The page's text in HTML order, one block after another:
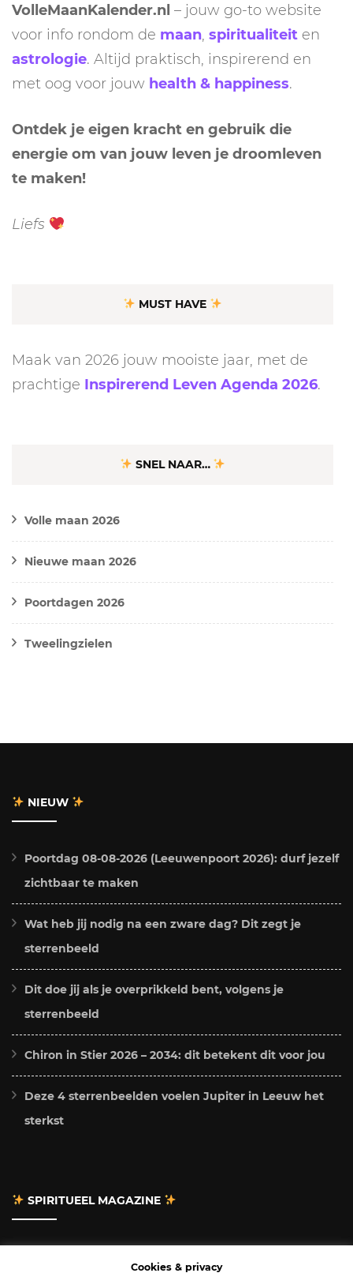
VolleMaanKalender.nl – jouw go-to website
voor info rondom de maan, spiritualiteit en
astrologie. Altijd praktisch, inspirerend en
met oog voor jouw health & happiness.
Ontdek je eigen kracht en gebruik die
energie om van jouw leven je droomleven
te maken!
Liefs
MUST HAVE
Maak van 2026 jouw mooiste jaar, met de
prachtige Inspirerend Leven Agenda 2026.
SNEL NAAR…
Volle maan 2026
Nieuwe maan 2026
Poortdagen 2026
Tweelingzielen
NIEUW
Poortdag 08-08-2026 (Leeuwenpoort 2026): durf jezelf
zichtbaar te maken
Wat heb jij nodig na een zware dag? Dit zegt je
sterrenbeeld
Dit doe jij als je overprikkeld bent, volgens je
sterrenbeeld
Chiron in Stier 2026 – 2034: dit betekent dit voor jou
Deze 4 sterrenbeelden voelen Jupiter in Leeuw het
sterkst
SPIRITUEEL MAGAZINE
Cookies & privacy